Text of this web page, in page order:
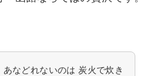
あなどれないのは 炭火で炊き